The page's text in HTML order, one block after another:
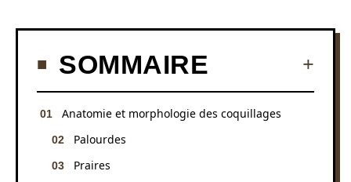
SOMMAIRE
Anatomie et morphologie des coquillages
Palourdes
Praires